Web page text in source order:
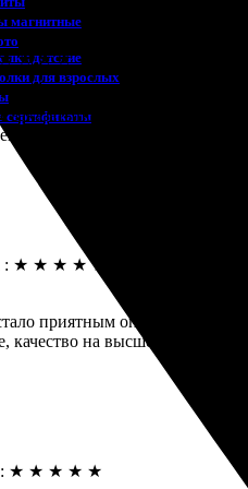
магнитные
детские
для взрослых
сертификаты
★ ★ ★ ★
портреты, и
доволен результатом!
: ★ ★ ★ ★ ★
приятным опытом. Выбор
качество на высшем уровне.
: ★ ★ ★ ★ ★